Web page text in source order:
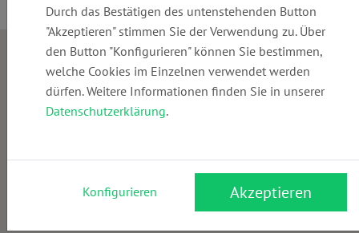
Durch das Bestätigen des untenstehenden Button
"Akzeptieren" stimmen Sie der Verwendung zu. Über
den Button "Konfigurieren" können Sie bestimmen,
welche Cookies im Einzelnen verwendet werden
dürfen. Weitere Informationen finden Sie in unserer
Datenschutzerklärung.
Konfigurieren Akzeptieren